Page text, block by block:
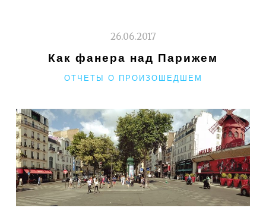
11
12."
26.06.2017
Как фанера над Парижем
РУБРИКИ
ОТЧЕТЫ О ПРОИЗОШЕДШЕМ